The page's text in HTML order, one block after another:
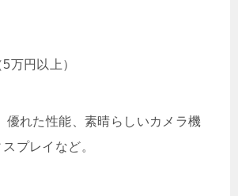
万円以上）
優れた性能、素晴らしいカメラ機
プレイなど。